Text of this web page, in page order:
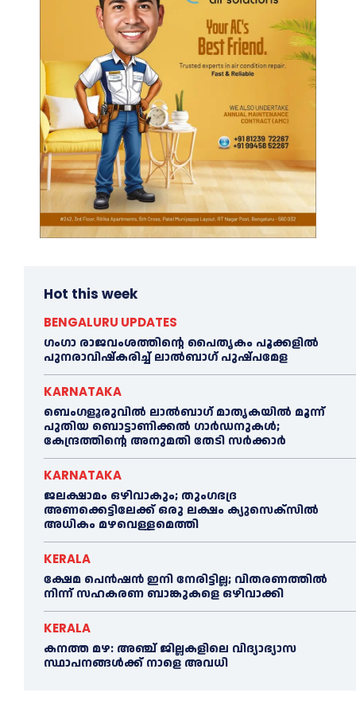
Hot this week
BENGALURU UPDATES
ഗംഗാ രാജവംശത്തിന്റെ പൈതൃകം പൂക്കളിൽ
പുനരാവിഷ്‌കരിച്ച് ലാൽബാഗ് പുഷ്പമേള
KARNATAKA
ബെംഗളൂരുവിൽ ലാൽബാഗ് മാതൃകയിൽ മൂന്ന്
പുതിയ ബൊട്ടാണിക്കൽ ഗാർഡനുകൾ;
കേന്ദ്രത്തിന്റെ അനുമതി തേടി സർക്കാർ
KARNATAKA
ജലക്ഷാമം ഒഴിവാകും; തുംഗഭദ്ര
അണക്കെട്ടിലേക്ക് ഒരു ലക്ഷം ക്യുസെക്സില്‍
അധികം മഴവെള്ളമെത്തി
KERALA
ക്ഷേമ പെൻഷൻ ഇനി നേരിട്ടില്ല; വിതരണത്തിൽ
നിന്ന് സഹകരണ ബാങ്കുകളെ ഒഴിവാക്കി
KERALA
കനത്ത മഴ: അഞ്ച് ജില്ലകളിലെ വിദ്യാഭ്യാസ
സ്ഥാപനങ്ങൾക്ക് നാളെ അവധി